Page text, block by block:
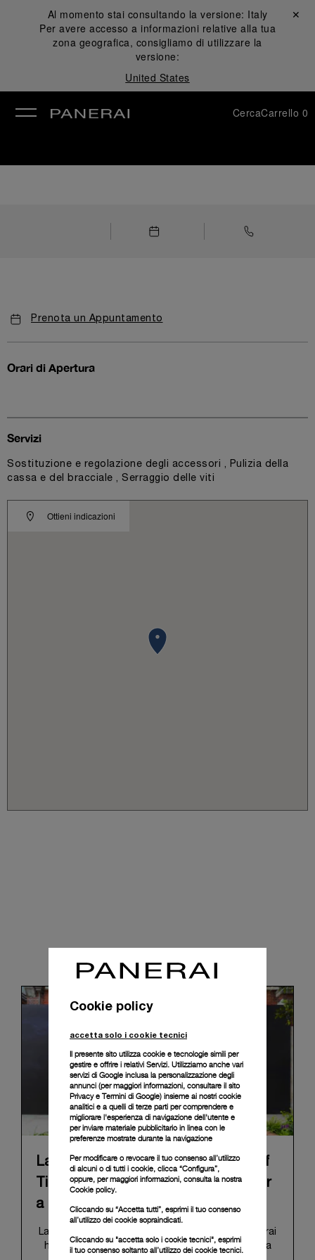
Al momento stai consultando la versione: Italy
Per avere accesso a informazioni relative alla tua
zona geografica, consigliamo di utilizzare la
versione:
United States
Chiudi ✕
CercaCarrello 0
Prenota un Appuntamento
Orari di Apertura
Ottieni indicazioni
Servizi
Sostituzione e regolazione degli accessori , Pulizia della
cassa e del bracciale , Serraggio delle viti
News & Events
La mostra itinerante "The Depths of
Time" di Panerai conclude il suo tour
a Taipei
La mostra storica "The Depths of Time" di Panerai
ha recentemente concluso il suo tour mondiale a
Cookie policy
accetta solo i cookie tecnici
Il presente sito utilizza cookie e tecnologie simili per
gestire e offrire i relativi Servizi. Utilizziamo anche vari
servizi di Google inclusa la personalizzazione degli
annunci (per maggiori informazioni, consultare il sito
Privacy e Termini di Google) insieme ai nostri cookie
analitici e a quelli di terze parti per comprendere e
migliorare l'esperienza di navigazione dell'utente e
per inviare materiale pubblicitario in linea con le
preferenze mostrate durante la navigazione
Per modificare o revocare il tuo consenso all’utilizzo
di alcuni o di tutti i cookie, clicca “Configura”,
oppure, per maggiori informazioni, consulta la nostra
Cookie policy.
Cliccando su “Accetta tutti”, esprimi il tuo consenso
all’utilizzo dei cookie sopraindicati.
Cliccando su "accetta solo i cookie tecnici", esprimi
il tuo consenso soltanto all’utilizzo dei cookie tecnici.